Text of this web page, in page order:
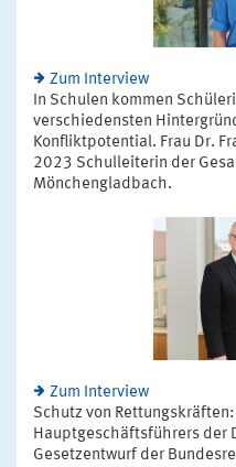
Zum Interview
In Schulen kommen
verschiedensten
Konfliktpotential. Frau Dr.
2023 Schulleiterin der
Mönchengladbach.
Zum Interview
Schutz von
Hauptgeschäftsführers der
Gesetzentwurf der